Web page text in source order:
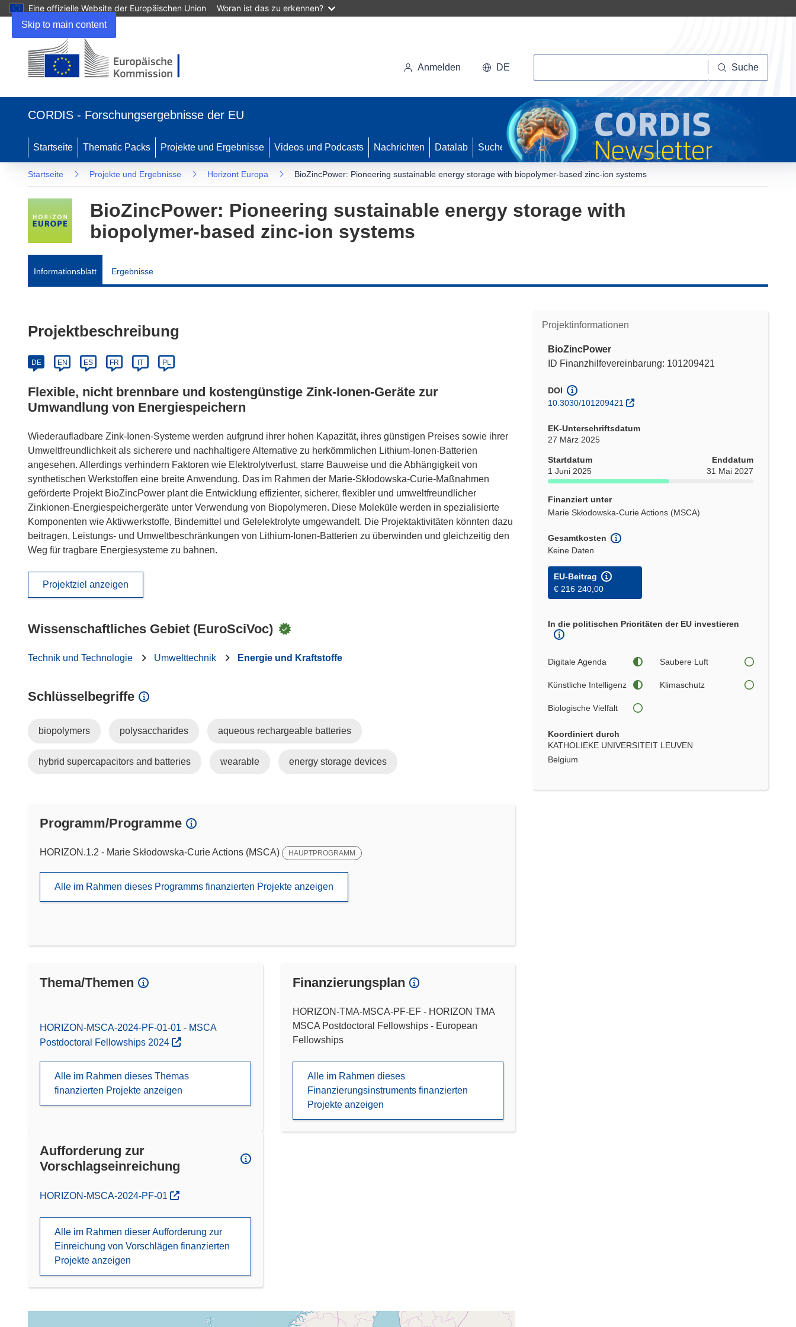
Skip to main content
Eine offizielle Website der Europäischen Union Woran ist das zu erkennen?
Anmelden DE Suche
CORDIS - Forschungsergebnisse der EU
Startseite Thematic Packs Projekte und Ergebnisse Videos und Podcasts Nachrichten Datalab Suche
Startseite Projekte und Ergebnisse Horizont Europa BioZincPower: Pioneering sustainable energy storage with biopolymer-based zinc-ion systems
BioZincPower: Pioneering sustainable energy storage with
biopolymer-based zinc-ion systems
Informationsblatt Ergebnisse
Projektinformationen
BioZincPower
ID Finanzhilfevereinbarung: 101209421
DOI
10.3030/101209421
EK-Unterschriftsdatum
27 März 2025
Startdatum
1 Juni 2025
Enddatum
31 Mai 2027
Finanziert unter
Marie Skłodowska-Curie Actions (MSCA)
Gesamtkosten
Keine Daten
EU-Beitrag
€ 216 240,00
In die politischen Prioritäten der EU investieren
Digitale Agenda Saubere Luft
Künstliche Intelligenz Klimaschutz
Biologische Vielfalt
Koordiniert durch
KATHOLIEKE UNIVERSITEIT LEUVEN
Belgium
Projektbeschreibung
DE EN ES FR IT PL
Flexible, nicht brennbare und kostengünstige Zink-Ionen-Geräte zur
Umwandlung von Energiespeichern
Wiederaufladbare Zink-Ionen-Systeme werden aufgrund ihrer hohen Kapazität, ihres günstigen Preises sowie ihrer
Umweltfreundlichkeit als sicherere und nachhaltigere Alternative zu herkömmlichen Lithium-Ionen-Batterien
angesehen. Allerdings verhindern Faktoren wie Elektrolytverlust, starre Bauweise und die Abhängigkeit von
synthetischen Werkstoffen eine breite Anwendung. Das im Rahmen der Marie-Skłodowska-Curie-Maßnahmen
geförderte Projekt BioZincPower plant die Entwicklung effizienter, sicherer, flexibler und umweltfreundlicher
Zinkionen-Energiespeichergeräte unter Verwendung von Biopolymeren. Diese Moleküle werden in spezialisierte
Komponenten wie Aktivwerkstoffe, Bindemittel und Gelelektrolyte umgewandelt. Die Projektaktivitäten könnten dazu
beitragen, Leistungs- und Umweltbeschränkungen von Lithium-Ionen-Batterien zu überwinden und gleichzeitig den
Weg für tragbare Energiesysteme zu bahnen.
Projektziel anzeigen
Wissenschaftliches Gebiet (EuroSciVoc)
Technik und Technologie Umwelttechnik Energie und Kraftstoffe
Schlüsselbegriffe
biopolymers polysaccharides aqueous rechargeable batteries
hybrid supercapacitors and batteries wearable energy storage devices
Programm/Programme
HORIZON.1.2 - Marie Skłodowska-Curie Actions (MSCA) HAUPTPROGRAMM
Alle im Rahmen dieses Programms finanzierten Projekte anzeigen
Thema/Themen
HORIZON-MSCA-2024-PF-01-01 - MSCA
Postdoctoral Fellowships 2024
Alle im Rahmen dieses Themas
finanzierten Projekte anzeigen
Finanzierungsplan
HORIZON-TMA-MSCA-PF-EF - HORIZON TMA
MSCA Postdoctoral Fellowships - European
Fellowships
Alle im Rahmen dieses
Finanzierungsinstruments finanzierten
Projekte anzeigen
Aufforderung zur
Vorschlagseinreichung
(öffnet in neuem Fenster)
HORIZON-MSCA-2024-PF-01
Alle im Rahmen dieser Aufforderung zur
Einreichung von Vorschlägen finanzierten
Projekte anzeigen